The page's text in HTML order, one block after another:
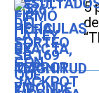
5